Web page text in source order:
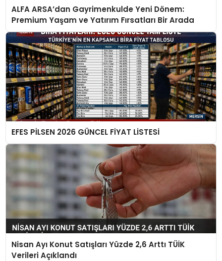
ALFA ARSA’dan Gayrimenkulde Yeni Dönem:
Premium Yaşam ve Yatırım Fırsatları Bir Arada
EFES PİLSEN 2026 GÜNCEL FİYAT LİSTESİ
Nisan Ayı Konut Satışları Yüzde 2,6 Arttı TÜİK
Verileri Açıklandı